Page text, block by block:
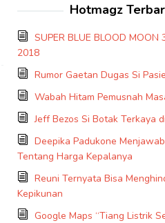
Hotmagz
SUPER BLUE BLOOD MOON
2018
Rumor Gaetan Dugas Si
Wabah Hitam Pemusnah
Jeff Bezos Si Botak Terkaya
Deepika Padukone
Tentang Harga Kepalanya
Reuni Ternyata Bisa
Kepikunan
Google Maps “Tiang Listrik